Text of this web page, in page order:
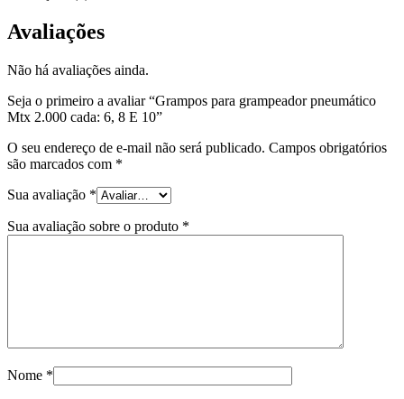
Avaliações
Não há avaliações ainda.
Seja o primeiro a avaliar “Grampos para grampeador pneumático
Mtx 2.000 cada: 6, 8 E 10”
O seu endereço de e-mail não será publicado. Campos obrigatórios
são marcados com *
Sua avaliação *
Sua avaliação sobre o produto *
Nome *